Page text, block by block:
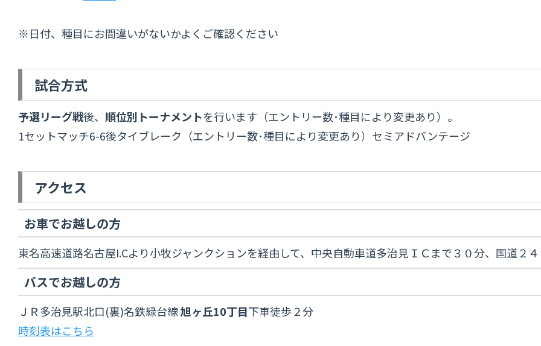
※日付、種目にお間違いがないかよくご確認ください
試合方式
予選リーグ戦後、 順位別トーナメントを行います（エントリー数･種目により変更あり）。
1セットマッチ6-6後タイブレーク（エントリー数･種目により変更あり）セミアドバンテージ
アクセス
お車でお越しの方
東名高速道路名古屋I.Cより小牧ジャンクションを経由して、中央自動車道多治見ＩＣまで３０分、国道２
バスでお越しの方
ＪＲ多治見駅北口(裏)名鉄緑台線旭ヶ丘10丁目下車徒歩２分
時刻表はこちら